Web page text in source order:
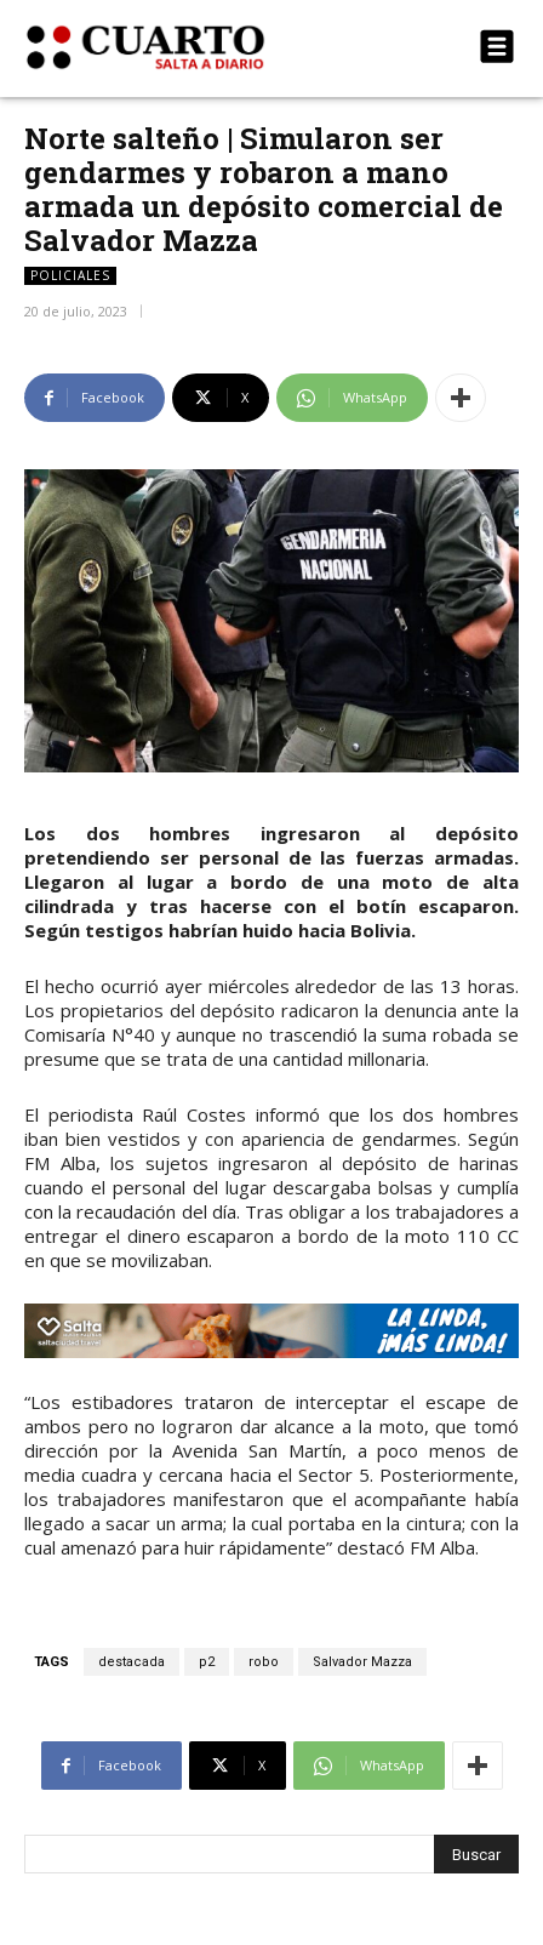
Norte salteño | Simularon ser
gendarmes y robaron a mano
armada un depósito comercial de
Salvador Mazza
POLICIALES
20 de julio, 2023
Facebook X WhatsApp
Los dos hombres ingresaron al depósito
pretendiendo ser personal de las fuerzas armadas.
Llegaron al lugar a bordo de una moto de alta
cilindrada y tras hacerse con el botín escaparon.
Según testigos habrían huido hacia Bolivia.
El hecho ocurrió ayer miércoles alrededor de las 13 horas.
Los propietarios del depósito radicaron la denuncia ante la
Comisaría N°40 y aunque no trascendió la suma robada se
presume que se trata de una cantidad millonaria.
El periodista Raúl Costes informó que los dos hombres
iban bien vestidos y con apariencia de gendarmes. Según
FM Alba, los sujetos ingresaron al depósito de harinas
cuando el personal del lugar descargaba bolsas y cumplía
con la recaudación del día. Tras obligar a los trabajadores a
entregar el dinero escaparon a bordo de la moto 110 CC
en que se movilizaban.
“Los estibadores trataron de interceptar el escape de
ambos pero no lograron dar alcance a la moto, que tomó
dirección por la Avenida San Martín, a poco menos de
media cuadra y cercana hacia el Sector 5. Posteriormente,
los trabajadores manifestaron que el acompañante había
llegado a sacar un arma; la cual portaba en la cintura; con la
cual amenazó para huir rápidamente” destacó FM Alba.
TAGS destacada p2 robo Salvador Mazza
Facebook X WhatsApp